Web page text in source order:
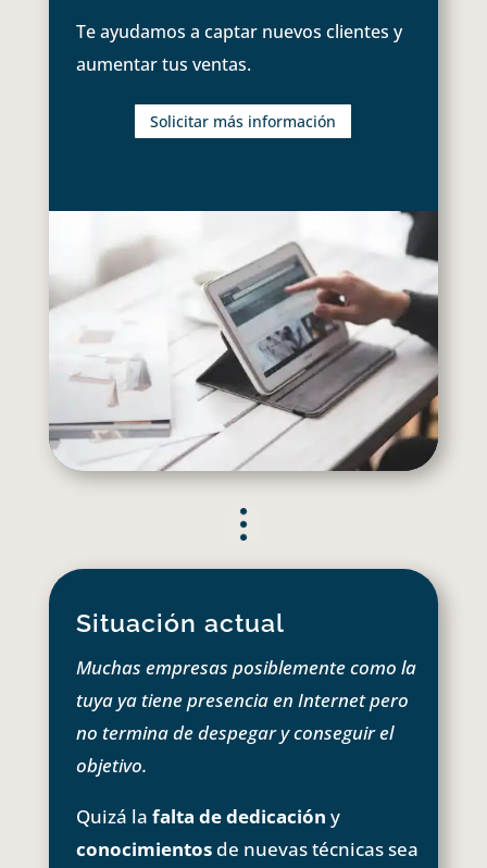
Te ayudamos a captar nuevos clientes y
aumentar tus ventas.
Solicitar más información
Situación actual
Muchas empresas posiblemente como la
tuya ya tiene presencia en Internet pero
no termina de despegar y conseguir el
objetivo.
Quizá la falta de dedicación y
conocimientosde nuevas técnicas sea